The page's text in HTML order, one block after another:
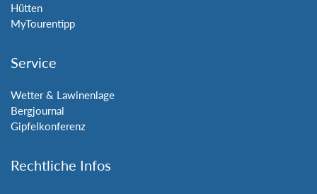
Hütten
MyTourentipp
Service
Wetter & Lawinenlage
Bergjournal
Gipfelkonferenz
Rechtliche Infos